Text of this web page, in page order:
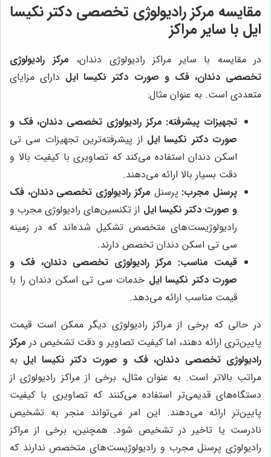
مقایسه مرکز رادیولوژی تخصصی دکتر نکیسا
ایل با سایر مراکز
در مقایسه با سایر مراکز رادیولوژی دندان، مرکز رادیولوژی
تخصصی دندان، فک و صورت دکتر نکیسا ایل دارای مزایای
متعددی است. به عنوان مثال:
تجهیزات پیشرفته: مرکز رادیولوژی تخصصی دندان، فک و
صورت دکتر نکیسا ایل از پیشرفته‌ترین تجهیزات سی تی
اسکن دندان استفاده می‌کند که تصاویری با کیفیت بالا و
دقت بسیار بالا ارائه می‌دهند.
پرسنل مجرب: پرسنل مرکز رادیولوژی تخصصی دندان، فک
و صورت دکتر نکیسا ایل از تکنسین‌های رادیولوژی مجرب و
رادیولوژیست‌های متخصص تشکیل شده‌اند که در زمینه
سی تی اسکن دندان تخصص دارند.
قیمت مناسب: مرکز رادیولوژی تخصصی دندان، فک و
صورت دکتر نکیسا ایل خدمات سی تی اسکن دندان را با
قیمت مناسب ارائه می‌دهد.
در حالی که برخی از مراکز رادیولوژی دیگر ممکن است قیمت
پایین‌تری ارائه دهند، اما کیفیت تصاویر و دقت تشخیص در مرکز
رادیولوژی تخصصی دندان، فک و صورت دکتر نکیسا ایل به
مراتب بالاتر است. به عنوان مثال، برخی از مراکز رادیولوژی از
دستگاه‌های قدیمی‌تر استفاده می‌کنند که تصاویری با کیفیت
پایین‌تر ارائه می‌دهند. این امر می‌تواند منجر به تشخیص
نادرست یا تاخیر در تشخیص شود. همچنین، برخی از مراکز
رادیولوژی پرسنل مجرب و رادیولوژیست‌های متخصص ندارند که